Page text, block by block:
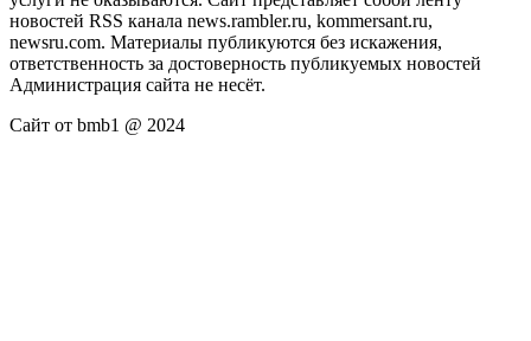
новостей RSS канала news.rambler.ru, kommersant.ru,
newsru.com. Материалы публикуются без искажения,
ответственность за достоверность публикуемых новостей
Администрация сайта не несёт.
Сайт от bmb1 @ 2024